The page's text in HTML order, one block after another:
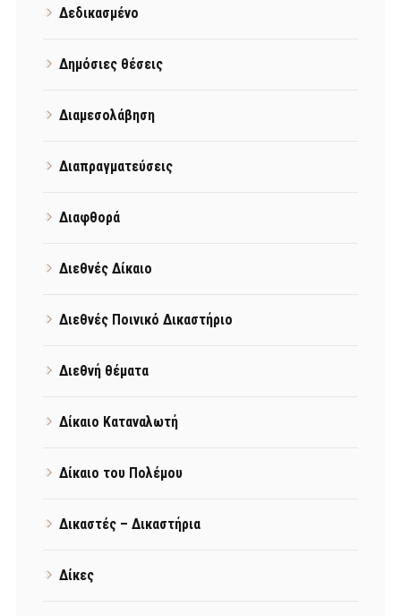
Δεδικασμένο
Δημόσιες θέσεις
Διαμεσολάβηση
Διαπραγματεύσεις
Διαφθορά
Διεθνές Δίκαιο
Διεθνές Ποινικό Δικαστήριο
Διεθνή θέματα
Δίκαιο Καταναλωτή
Δίκαιο του Πολέμου
Δικαστές – Δικαστήρια
Δίκες